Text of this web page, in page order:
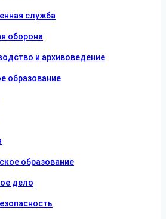
служба
оборона
и архивоведение
образование
образование
дело